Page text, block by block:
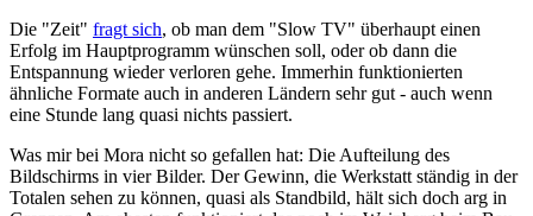
Die "Zeit" fragt sich, ob man dem "Slow TV" überhaupt einen
Erfolg im Hauptprogramm wünschen soll, oder ob dann die
Entspannung wieder verloren gehe. Immerhin funktionierten
ähnliche Formate auch in anderen Ländern sehr gut - auch wenn
eine Stunde lang quasi nichts passiert.
Was mir bei Mora nicht so gefallen hat: Die Aufteilung des
Bildschirms in vier Bilder. Der Gewinn, die Werkstatt ständig in der
Totalen sehen zu können, quasi als Standbild, hält sich doch arg in